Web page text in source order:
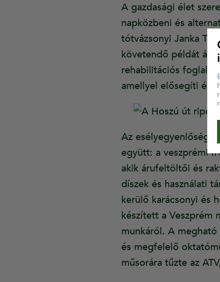
A gazdasági élet
napközbeni és
tótvázsonyi Janka
követendő példát
rehabilitációs
amellyel elősegíti és
Az esélyegyenlőség
együtt: a veszprémi
akik árufeltöltői és
díszek és használati
kerülő karácsonyi és
készített a Veszprém
munkáról. A
és megfelelő
műsorára tűzte az